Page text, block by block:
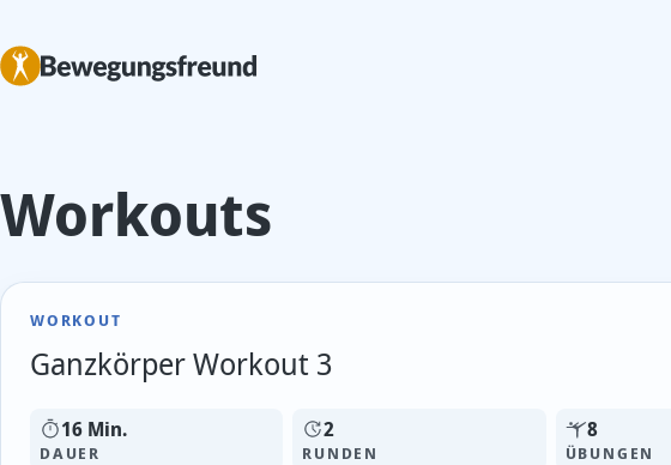
Workouts
WORKOUT
Ganzkörper Workout 3
16 Min.
DAUER
2
RUNDEN
8
ÜBUNGEN